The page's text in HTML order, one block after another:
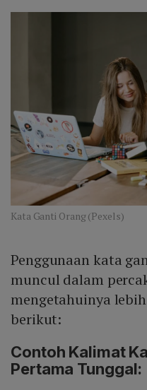
Kata Ganti Orang (Pexels)
Penggunaan kata
muncul dalam
mengetahuinya
berikut:
Contoh Kalimat
Pertama Tunggal: